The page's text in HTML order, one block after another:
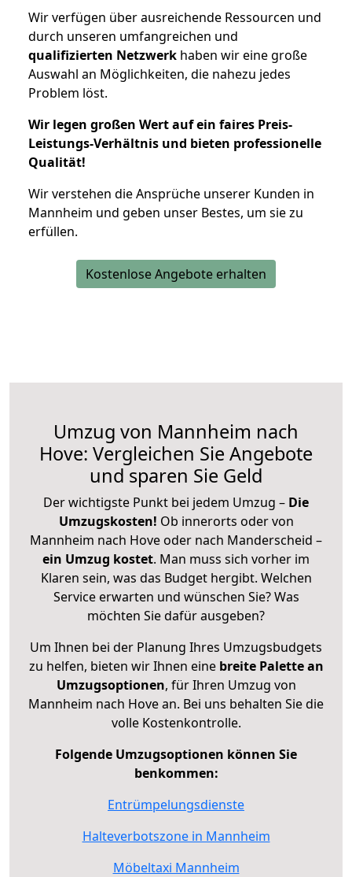
Wir verfügen über ausreichende Ressourcen und
durch unseren umfangreichen und
qualifizierten Netzwerk haben wir eine große
Auswahl an Möglichkeiten, die nahezu jedes
Problem löst.
Wir legen großen Wert auf ein faires Preis-
Leistungs-Verhältnis und bieten professionelle
Qualität!
Wir verstehen die Ansprüche unserer Kunden in
Mannheim und geben unser Bestes, um sie zu
erfüllen.
Kostenlose Angebote erhalten
Umzug von Mannheim nach
Hove: Vergleichen Sie Angebote
und sparen Sie Geld
Der wichtigste Punkt bei jedem Umzug – Die
Umzugskosten! Ob innerorts oder von
Mannheim nach Hove oder nach Manderscheid –
ein Umzug kostet. Man muss sich vorher im
Klaren sein, was das Budget hergibt. Welchen
Service erwarten und wünschen Sie? Was
möchten Sie dafür ausgeben?
Um Ihnen bei der Planung Ihres Umzugsbudgets
zu helfen, bieten wir Ihnen eine breite Palette an
Umzugsoptionen, für Ihren Umzug von
Mannheim nach Hove an. Bei uns behalten Sie die
volle Kostenkontrolle.
Folgende Umzugsoptionen können Sie
benkommen:
Entrümpelungsdienste
Halteverbotszone in Mannheim
Möbeltaxi Mannheim